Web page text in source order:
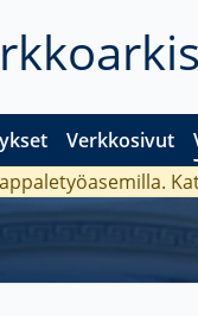
Verkkosivut